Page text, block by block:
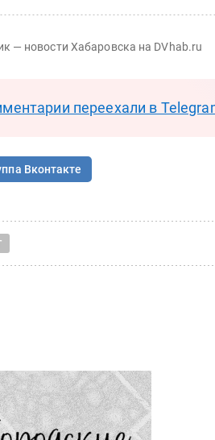
— новости Хабаровска на DVhab.ru
переехали в
Вконтакте